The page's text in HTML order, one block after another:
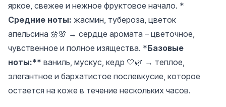
яркое, свежее и нежное фруктовое начало. *
Средние ноты: жасмин, тубероза, цветок
апельсина 🌼🌸 → сердце аромата – цветочное,
чувственное и полное изящества. *Базовые
ноты:** ваниль, мускус, кедр 🤍🌿 → теплое,
элегантное и бархатистое послевкусие, которое
остается на коже в течение нескольких часов.